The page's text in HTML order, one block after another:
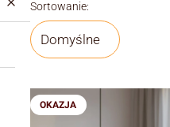
Lista produktów
Sortowanie:
Domyślne
OKAZJA